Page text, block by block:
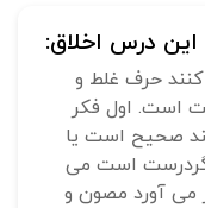
درس اخلاق:
حرف غلط و
است. اول فکر
صحیح است یا
است می
می آورد مصون و